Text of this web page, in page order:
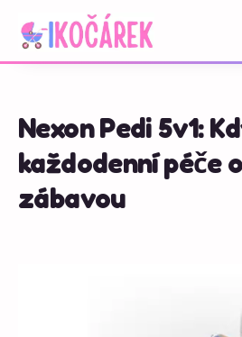
Nexon Pedi 5v1:
každodenní péče
zábavou